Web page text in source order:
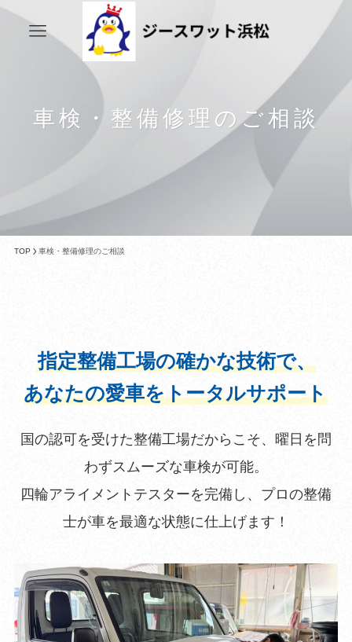
車検・整備修理のご相談
TOP 車検・整備修理のご相談
指定整備工場の確かな技術で、
あなたの愛車をトータルサポート
国の認可を受けた整備工場だからこそ、曜日を問
わずスムーズな車検が可能。
四輪アライメントテスターを完備し、プロの整備
士が車を最適な状態に仕上げます！